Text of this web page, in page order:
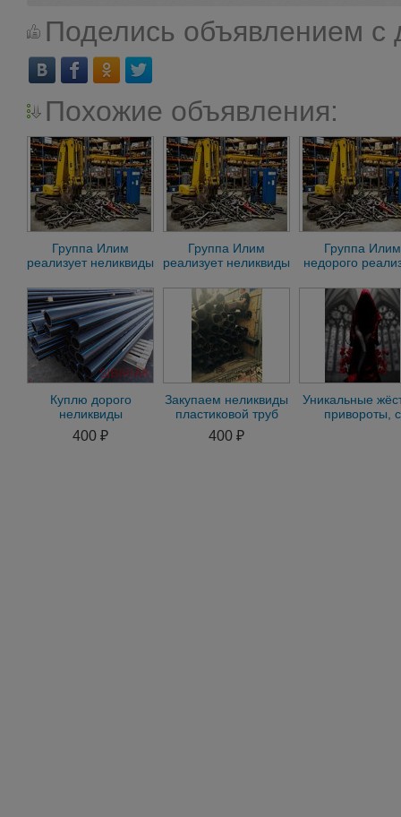
Поделись объявлением с
Похожие объявления:
Группа Илим
реализует неликвиды
Группа Илим
реализует неликвиды
Группа Илим
недорого
предприятий
Куплю дорого
неликвиды
пластиковой трубы
400 ₽
Закупаем неликвиды
пластиковой труб
ПП, ПНД
400 ₽
Уникальные
привороты, с